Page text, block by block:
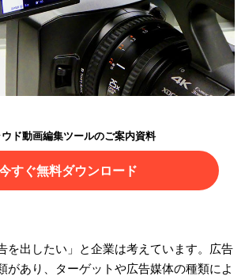
ド動画編集ツールのご案内資料
すぐ無料ダウンロード
を出したい」と企業は考えています。広告
があり、ターゲットや広告媒体の種類によ